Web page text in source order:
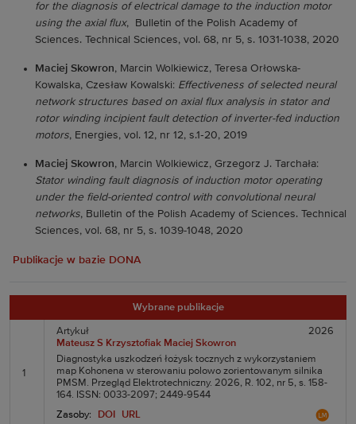
for the diagnosis of electrical damage to the induction motor
using the axial flux, Bulletin of the Polish Academy of
Sciences. Technical Sciences, vol. 68, nr 5, s. 1031-1038, 2020
Maciej Skowron, Marcin Wolkiewicz, Teresa Orłowska-
Kowalska, Czesław Kowalski: Effectiveness of selected neural
network structures based on axial flux analysis in stator and
rotor winding incipient fault detection of inverter-fed induction
motors, Energies, vol. 12, nr 12, s.1‑20, 2019
Maciej Skowron, Marcin Wolkiewicz, Grzegorz J. Tarchała:
Stator winding fault diagnosis of induction motor operating
under the field-oriented control with convolutional neural
networks, Bulletin of the Polish Academy of Sciences. Technical
Sciences, vol. 68, nr 5, s. 1039-1048, 2020
Publikacje w bazie DONA
Wybrane publikacje
1
Artykuł
2026
Mateusz S Krzysztofiak Maciej Skowron
Diagnostyka uszkodzeń łożysk tocznych z wykorzystaniem
map Kohonena w sterowaniu polowo zorientowanym silnika
PMSM. Przegląd Elektrotechniczny. 2026, R. 102, nr 5, s. 158-
164. ISSN: 0033-2097; 2449-9544
Zasoby:
DOI URL